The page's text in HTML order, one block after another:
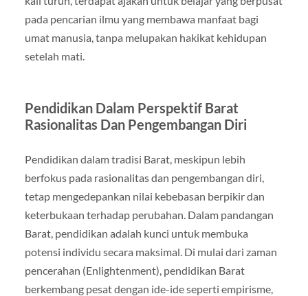
pada pencarian ilmu yang membawa manfaat bagi
umat manusia, tanpa melupakan hakikat kehidupan
setelah mati.
Pendidikan Dalam Perspektif Barat
Rasionalitas Dan Pengembangan Diri
Pendidikan dalam tradisi Barat, meskipun lebih
berfokus pada rasionalitas dan pengembangan diri,
tetap mengedepankan nilai kebebasan berpikir dan
keterbukaan terhadap perubahan. Dalam pandangan
Barat, pendidikan adalah kunci untuk membuka
potensi individu secara maksimal. Di mulai dari zaman
pencerahan (Enlightenment), pendidikan Barat
berkembang pesat dengan ide-ide seperti empirisme,